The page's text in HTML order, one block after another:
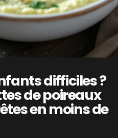
difficiles ?
de poireaux
en moins de